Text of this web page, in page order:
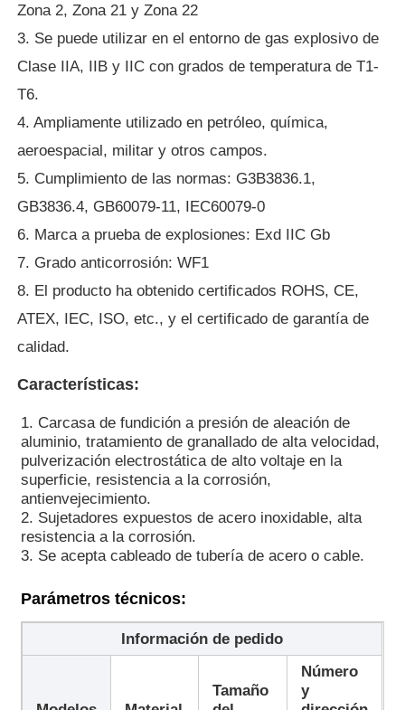
Visita a la fábrica
Iluminación a prueba de explosiones
Luz a prueba de explosiones de la alarma
Caja a prueba de explosión
interruptor a prueba de explosiones
Glándulas de cable a prueba de explosión
enchufe y zócalo a prueba de explosiones
Zona 2, Zona 21 y Zona 22
3. Se puede utilizar en el entorno de gas explosivo de
Clase IIA, IIB y IIC con grados de temperatura de T1-
T6.
4. Ampliamente utilizado en petróleo, química,
aeroespacial, militar y otros campos.
5. Cumplimiento de las normas: G3B3836.1,
GB3836.4, GB60079-11, IEC60079-0
6. Marca a prueba de explosiones: Exd IIC Gb
7. Grado anticorrosión: WF1
8. El producto ha obtenido certificados ROHS, CE,
ATEX, IEC, ISO, etc., y el certificado de garantía de
calidad.
Características:
1. Carcasa de fundición a presión de aleación de
aluminio, tratamiento de granallado de alta velocidad,
pulverización electrostática de alto voltaje en la
superficie, resistencia a la corrosión,
antienvejecimiento.
2. Sujetadores expuestos de acero inoxidable, alta
resistencia a la corrosión.
3. Se acepta cableado de tubería de acero o cable.
Parámetros técnicos:
Información de pedido
Tamaño
Número
y